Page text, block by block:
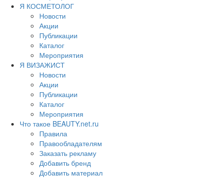
Я КОСМЕТОЛОГ
Новости
Акции
Публикации
Каталог
Мероприятия
Я ВИЗАЖИСТ
Новости
Акции
Публикации
Каталог
Мероприятия
Что такое BEAUTY.net.ru
Правила
Правообладателям
Заказать рекламу
Добавить бренд
Добавить материал